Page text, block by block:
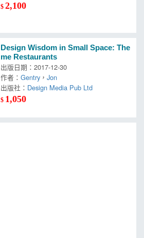
$2,100
Design Wisdom in Small Space: The
me Restaurants
出版日期：2017-12-30
作者：Gentry ，Jon
出版社： Design Media Pub Ltd
$ 1,050